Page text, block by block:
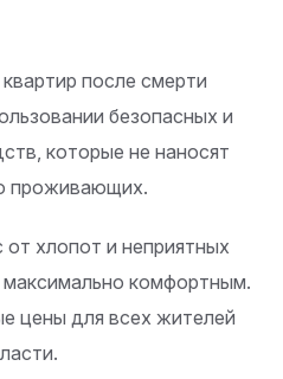
после смерти
безопасных и
которые не наносят
проживающих.
хлопот и неприятных
комфортным.
цены для всех жителей